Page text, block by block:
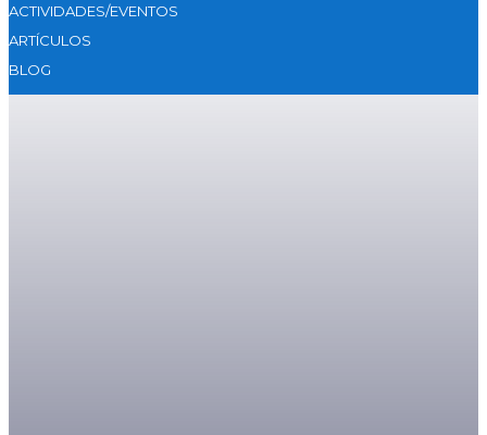
ACTIVIDADES/EVENTOS
ARTÍCULOS
BLOG